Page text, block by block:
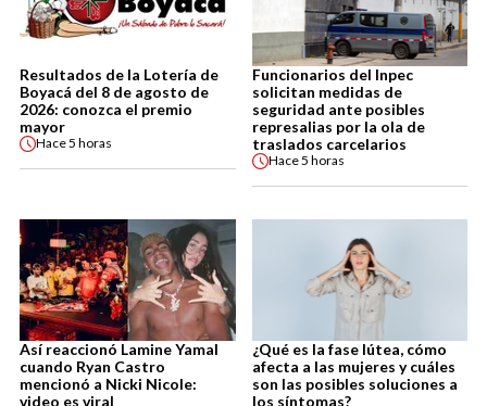
Resultados de la Lotería de
Boyacá del 8 de agosto de
2026: conozca el premio
mayor
Hace5 horas
Funcionarios del Inpec
solicitan medidas de
seguridad ante posibles
represalias por la ola de
traslados carcelarios
Hace5 horas
Así reaccionó Lamine Yamal
cuando Ryan Castro
mencionó a Nicki Nicole:
video es viral
¿Qué es la fase lútea, cómo
afecta a las mujeres y cuáles
son las posibles soluciones a
los síntomas?